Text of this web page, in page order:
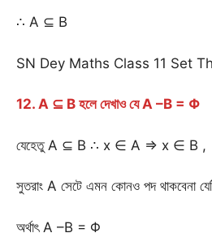
∴ A ⊆ B
SN Dey Maths Class 11 Set
12. A ⊆ B হলে দেখাও যে A –B = Φ
যেহেতু A ⊆ B ∴ x ∈ A ⇒ x ∈ B ,
সুতরাং A সেটে এমন কোনও পদ থাকবেনা
অর্থাৎ A –B = Φ